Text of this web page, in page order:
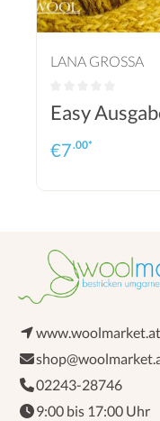
LANA GROSSA
Easy
€7.00*
www.woolmarket.at
02243-28746
9:00 bis 17:00 Uhr